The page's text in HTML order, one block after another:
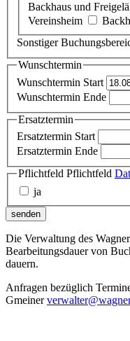
Backhaus und
Vereinsheim
Sonstiger
Wunschtermin
Wunschtermin Start
Wunschtermin Ende
Ersatztermin
Ersatztermin Start
Ersatztermin Ende
Pflichtfeld Pflichtfeld
ja
senden
Die Verwaltung des
Bearbeitungsdauer von
dauern.
Anfragen bezüglich
Gmeiner